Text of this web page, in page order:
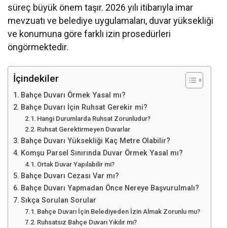
süreç büyük önem taşır. 2026 yılı itibarıyla imar
mevzuatı ve belediye uygulamaları, duvar yüksekliği
ve konumuna göre farklı izin prosedürleri
öngörmektedir.
İçindekiler
Bahçe Duvarı Örmek Yasal mı?
Bahçe Duvarı İçin Ruhsat Gerekir mi?
Hangi Durumlarda Ruhsat Zorunludur?
Ruhsat Gerektirmeyen Duvarlar
Bahçe Duvarı Yüksekliği Kaç Metre Olabilir?
Komşu Parsel Sınırında Duvar Örmek Yasal mı?
Ortak Duvar Yapılabilir mi?
Bahçe Duvarı Cezası Var mı?
Bahçe Duvarı Yapmadan Önce Nereye Başvurulmalı?
Sıkça Sorulan Sorular
Bahçe Duvarı İçin Belediyeden İzin Almak Zorunlu mu?
Ruhsatsız Bahçe Duvarı Yıkılır mı?